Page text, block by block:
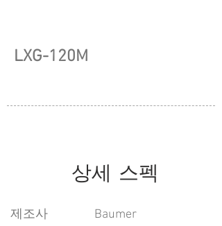
LXG-120M
상세 스펙
​제조사
Baumer